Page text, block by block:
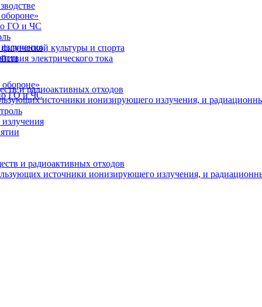
ГО и ЧС
и радиоактивных отходов
источники ионизирующего излучения, и
культуры и спорта
электрического тока
ГО и ЧС
и радиоактивных отходов
источники ионизирующего излучения, и